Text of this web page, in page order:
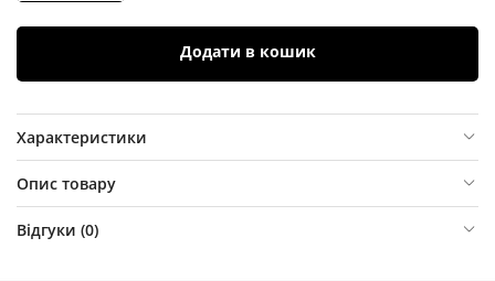
Додати в кошик
Характеристики
Опис товару
Відгуки (0)